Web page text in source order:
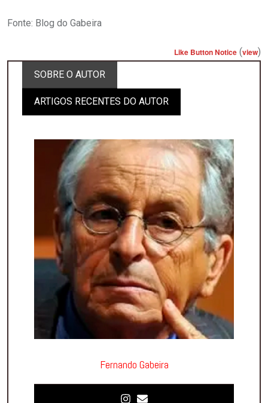
Fonte: Blog do Gabeira
Like Button Notice (view)
SOBRE O AUTOR
ARTIGOS RECENTES DO AUTOR
Fernando Gabeira